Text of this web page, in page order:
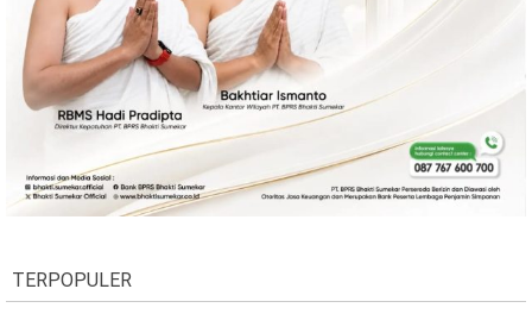
Wisata
Ekonomi Olahraga
Indeks Birokrasi
TERPOPULER